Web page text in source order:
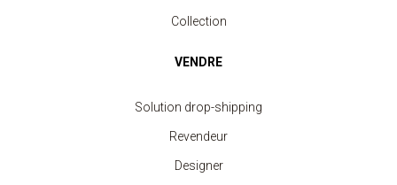
Collection
VENDRE
Solution drop-shipping
Revendeur
Designer